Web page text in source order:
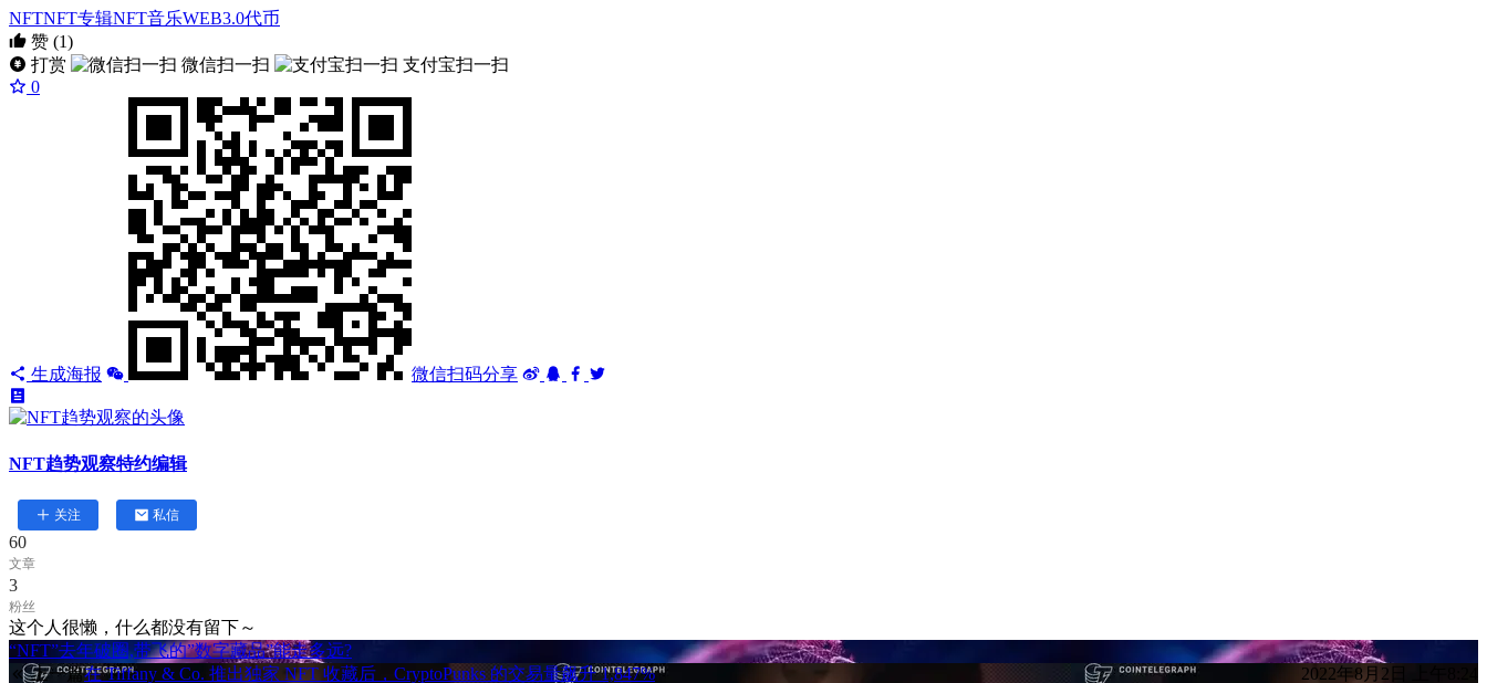
NFTNFT专辑NFT音乐WEB3.0代币
赞 (1)
打赏
微信扫一扫
支付宝扫一扫
0
生成海报 微信扫码分享
NFT趋势观察特约编辑
关注 私信
60
文章
3
粉丝
这个人很懒，什么都没有留下～
“NFT”去年破圈,带飞的”数字藏品”能走多远?
上一篇
2022年8月2日 上午8:24
在 Tiffany & Co. 推出独家 NFT 收藏后，CryptoPunks 的交易量飙升 1,847%